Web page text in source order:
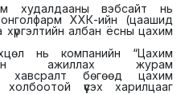
худалдааны вэбсайт нь
ХХК-ийн (цаашид
албан ёсны цахим
нь компанийн “Цахим
ажиллах журам
хавсралт бөгөөд цахим
үүсэх харилцааг